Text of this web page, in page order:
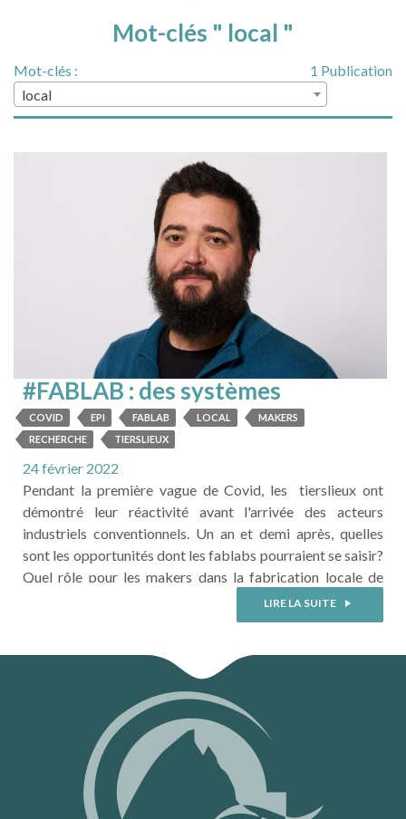
Mot-clés " local "
1 Publication
Mot-clés :
local
#FABLAB : des systèmes
productifs décentralisés
COVID EPI FABLAB LOCAL
MAKERS
RECHERCHE
TIERSLIEUX
24 février 2022
Pendant la première vague de Covid, les tierslieux ont
démontré leur réactivité avant l'arrivée des acteurs
industriels conventionnels. Un an et demi après, quelles
sont les opportunités dont les fablabs pourraient se saisir?
Quel rôle pour les makers dans la fabrication locale de
l'après-crise? Romain Allais, ingénieur de recherche en
transition pour la durabilité, témoigne des travaux réalisés
HOMEMADE concernant l’analyse de ...
LIRE LA SUITE
LIRE LA SUITE